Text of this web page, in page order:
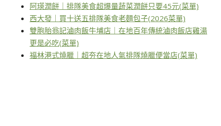
阿瑛潤餅｜排隊美食超爆量蔬菜潤餅只要45元(菜單)
西大發｜買十送五排隊美食老麵包子(2026菜單)
雙胞胎翁記滷肉飯牛埔店｜在地百年傳統滷肉飯店雞湯
更是必吃(菜單)
福林港式燒臘｜超夯在地人氣排隊燒臘便當店(菜單)